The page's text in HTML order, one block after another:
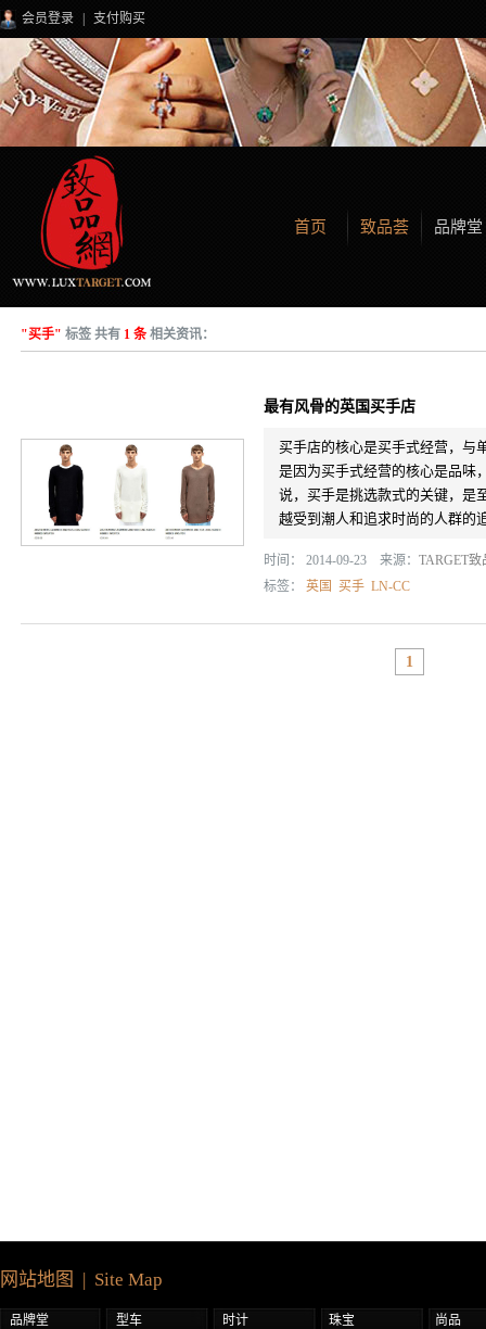
会员登录 支付购买
首页 致品荟 品牌堂
"买手" 标签 共有 1 条相关资讯：
最有风骨的英国买手店
买手店的核心是买手式经营，与
是因为买手式经营的核心是品味
说，买手是挑选款式的关键，是
越受到潮人和追求时尚的人群的
时间： 2014-09-23 来源： TARGET致
标签： 英国 买手 LN-CC
1
网站地图 | Site Map
品牌堂 型车 时计 珠宝 尚品